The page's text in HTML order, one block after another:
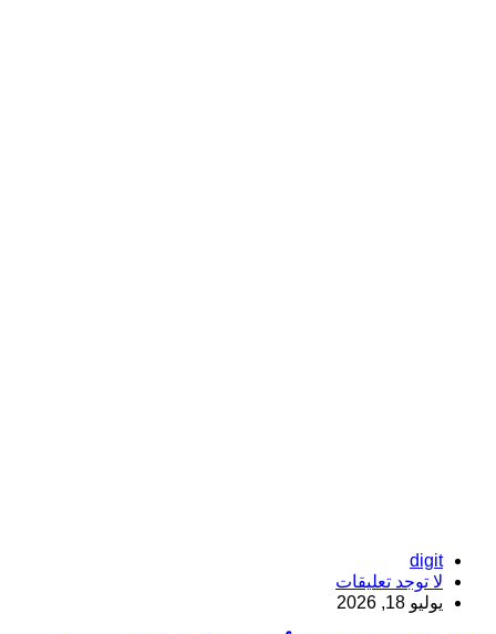
digit
لا توجد تعليقات
يوليو 18, 2026